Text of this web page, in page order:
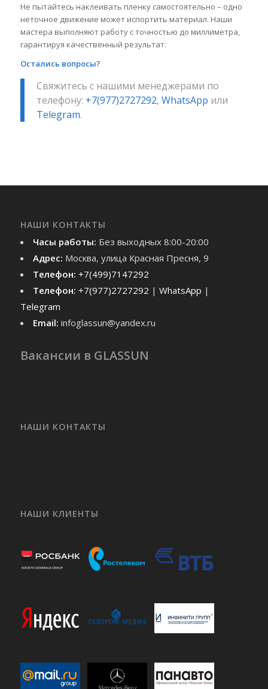
Не пытайтесь наклеивать пленку самостоятельно – одно
неточное движение может испортить материал. Наши
мастера выполняют работу с точностью до миллиметра,
гарантируя качественный результат.
Остались вопросы?
Свяжитесь с нашими менеджерами по
телефону: +7(977)2727292, WhatsApp или
Telegram.
НАШИ КОНТАКТЫ
Часы работы: Без выходных 8:00-20:00
Адрес: Москва, улица Красная Пресня, 9
Телефон: +7(499)7147292
Телефон: +7(977)2727292 | WhatsApp |
Telegram
Email: infoglassun@yandex.ru
Вакансии в GLASSUN
НАШИ КОНТАКТЫ
НАШИ КЛИЕНТЫ